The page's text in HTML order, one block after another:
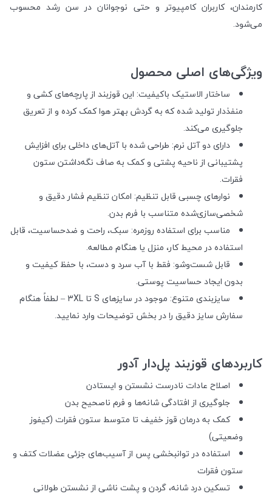
کارمندان، کاربران کامپیوتر و حتی نوجوانان در سن رشد محسوب
می‌شود.
ویژگی‌های اصلی محصول
ساختار الاستیک باکیفیت: این قوزبند از پارچه‌های کشی و
منفذدار تولید شده که به گردش بهتر هوا کمک کرده و از تعریق
جلوگیری می‌کند.
دارای دو آتل نرم: طراحی شده با آتل‌های داخلی برای افزایش
پشتیبانی از ناحیه پشتی و کمک به صاف نگه‌داشتن ستون
فقرات.
نوارهای چسبی قابل تنظیم: امکان تنظیم فشار دقیق و
شخصی‌سازی‌شده متناسب با فرم بدن.
مناسب برای استفاده روزمره: سبک، راحت و ضدحساسیت، قابل
استفاده در محیط کار، منزل یا هنگام مطالعه.
قابل شست‌وشو: فقط با آب سرد و دست، با حفظ کیفیت و
بدون ایجاد حساسیت پوستی.
سایزبندی متنوع: موجود در سایزهای S تا 3XL – لطفاً هنگام
سفارش سایز دقیق را در بخش توضیحات وارد نمایید.
کاربردهای قوزبند پل‌دار آدور
اصلاح عادات نادرست نشستن و ایستادن
جلوگیری از افتادگی شانه‌ها و فرم ناصحیح بدن
کمک به درمان قوز خفیف تا متوسط ستون فقرات (کیفوز
وضعیتی)
استفاده در توانبخشی پس از آسیب‌های جزئی عضلات کتف و
ستون فقرات
تسکین درد شانه، گردن و پشت ناشی از نشستن طولانی